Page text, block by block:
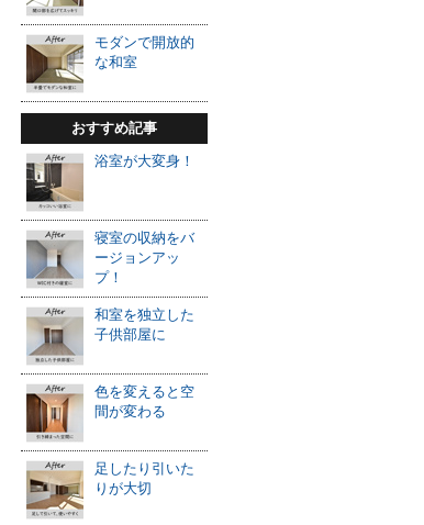
モダンで開放的
な和室
おすすめ記事
浴室が大変身！
寝室の収納をバ
ージョンアッ
プ！
和室を独立した
子供部屋に
色を変えると空
間が変わる
足したり引いた
りが大切